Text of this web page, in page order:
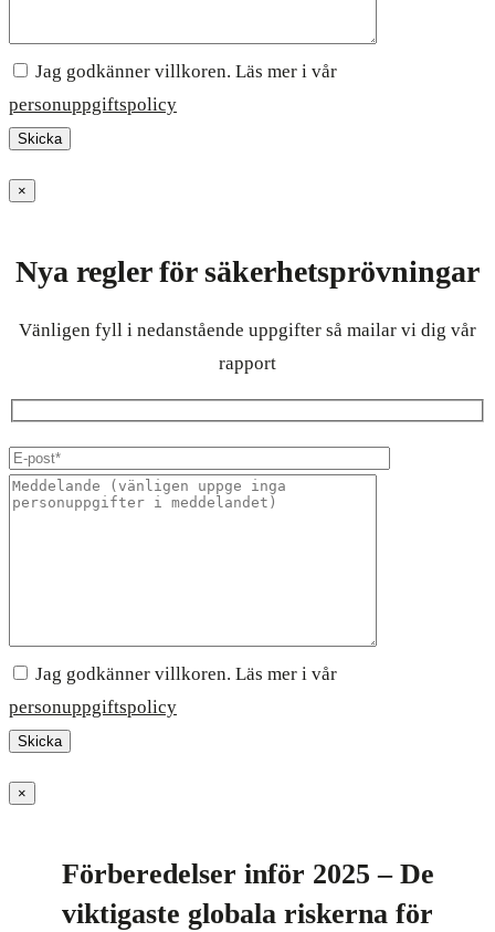
Jag godkänner villkoren. Läs mer i vår
personuppgiftspolicy
×
Nya regler för säkerhetsprövningar
Vänligen fyll i nedanstående uppgifter så mailar vi dig vår
rapport
Jag godkänner villkoren. Läs mer i vår
personuppgiftspolicy
×
Förberedelser inför 2025 – De
viktigaste globala riskerna för